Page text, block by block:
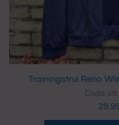
Trainingstrui Reno
Clubs uit